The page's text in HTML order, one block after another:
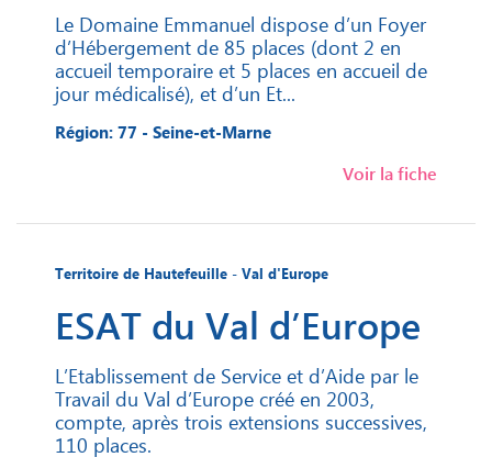
Le Domaine Emmanuel dispose d’un Foyer
d’Hébergement de 85 places (dont 2 en
accueil temporaire et 5 places en accueil de
jour médicalisé), et d’un Et...
Région: 77 - Seine-et-Marne
Voir la fiche
Territoire de Hautefeuille - Val d'Europe
ESAT du Val d’Europe
L’Etablissement de Service et d’Aide par le
Travail du Val d’Europe créé en 2003,
compte, après trois extensions successives,
110 places.